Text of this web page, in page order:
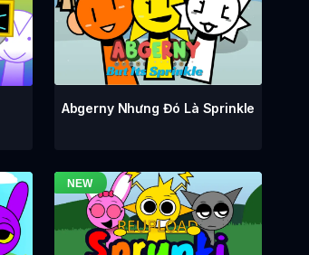
Abgerny Nhưng Đó Là Sprinkle